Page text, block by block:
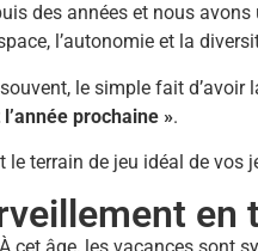
des années et nous
l’autonomie et la
le simple fait d’avoir
prochaine ».
terrain de jeu idéal de vos
À cet âge, les vacances sont